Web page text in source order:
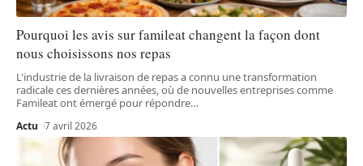
Pourquoi les avis sur famileat changent la façon dont
nous choisissons nos repas
L'industrie de la livraison de repas a connu une transformation
radicale ces dernières années, où de nouvelles entreprises comme
Famileat ont émergé pour répondre…
Actu 7 avril 2026